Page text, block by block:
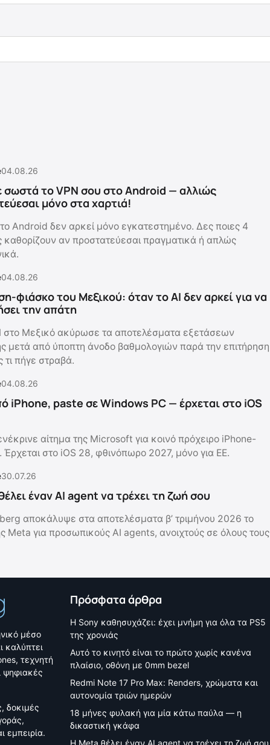
04.08.26
σωστά το VPN σου στο Android — αλλιώς
μόνο στα χαρτιά!
Android δεν αρκεί μόνο εγκατεστημένο. Δες ποιες 4
καθορίζουν αν προστατεύεσαι πραγματικά ή απλώς
04.08.26
φιάσκο του Μεξικού: όταν το AI δεν αρκεί για να
την απάτη
στο Μεξικό ακύρωσε τα αποτελέσματα εξετάσεων
μετά από ύποπτη άνοδο βαθμολογιών παρά την επιτήρηση
τι πήγε στραβά.
04.08.26
iPhone, paste σε Windows PC — έρχεται στο iOS
αίτημα της Microsoft για κοινό πρόχειρο iPhone-
στο iOS 28, φθινόπωρο 2027, μόνο για ΕΕ.
30.07.26
έναν AI agent να τρέχει τη ζωή σου
αποκάλυψε στα αποτελέσματα β’ τριμήνου 2026 το
Meta για προσωπικούς AI agents, ανοιχτούς σε όλους τους
μέσο
καλύπτει
τεχνητή
ψηφιακές
δοκιμές
εμπειρία.
Πρόσφατα άρθρα
Η Sony καθησυχάζει: έχει μνήμη για όλα τα PS5
της χρονιάς
Αυτό το κινητό είναι το πρώτο χωρίς κανένα
πλαίσιο, οθόνη με 0mm bezel
Redmi Note 17 Pro Max: Renders, χρώματα και
αυτονομία τριών ημερών
18 μήνες φυλακή για μία κάτω παύλα — η
δικαστική γκάφα